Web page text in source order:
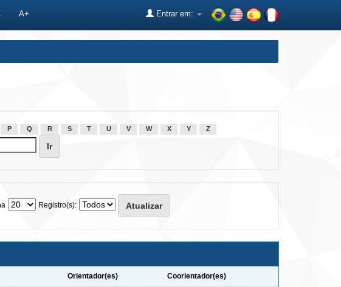
A+ Entrar em:
P Q R S T U V W X Y Z
Registro(s):
Orientador(es) Coorientador(es)